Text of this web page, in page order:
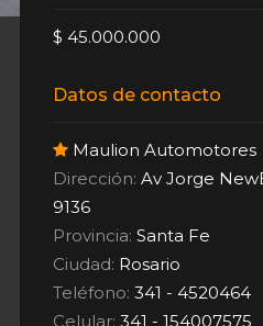
$ 45.000.000
Datos de contacto
Maulion Automotores
Dirección: Av Jorge
9136
Provincia:Santa Fe
Ciudad: Rosario
Teléfono: 341 - 4520464
Celular: 341 - 154007575